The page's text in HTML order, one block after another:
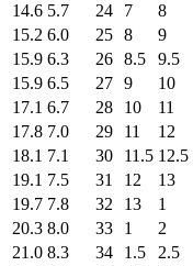
14.6 5.7 24 7
8
15.2 6.0 25 8
9
15.9 6.3 26 8.5
9.5
15.9 6.5 27 9
10
17.1 6.7 28 10
11
17.8 7.0 29 11
12
18.1 7.1 30 11.5 12.5
19.1 7.5 31 12
13
19.7 7.8 32 13
1
20.3 8.0 33 1
2
21.0 8.3 34 1.5
2.5